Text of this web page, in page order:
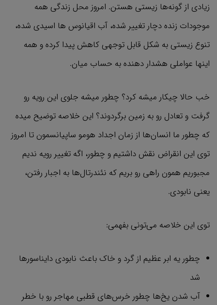
زیادی از گونه‌ها زیستی هستن. امروز محل زندگی همه
موجودات زنده دچار تغییر شده، آب اقیانوس ها اسیدی شده،
تنوع زیستی به شکل قابل توجهی کاهش پیدا کرده و همه
اینها عواملی هشدار دهنده به حساب میان.
خب حالا چیکار میشه کرد؟‌ چطور میشه جلوی این رویه رو
گرفت و تعادل رو به زمین برگردوند؟ این خلاصه توضیح میده
که چطور ما انسان‌ها از زمان اجداد هومو ساپیانسمون تا امروز
توی این انقراض نقش داشتیم و چطور، اگه تغییر رویه ندیم
مجبوریم همون راهی رو بریم که نئندرتال‌ها به اجبار رفتن،
یعنی نابودی.
توی این خلاصه می‌تونی بفهمی:
چطور یه ابر عظیم از گرد و خاک باعث نابودی دایناسورها
شد
آب شدن یخ‌ها چطور خرس‌های قطبی مهاجر رو با خطر